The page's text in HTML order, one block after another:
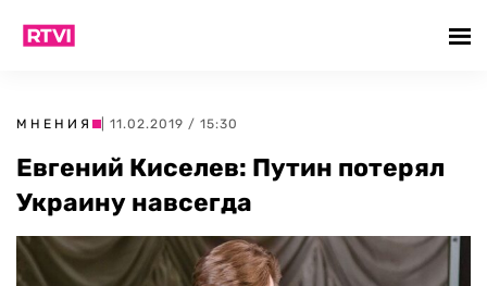
МНЕНИЯ | 11.02.2019 / 15:30
Евгений Киселев: Путин потерял
Украину навсегда